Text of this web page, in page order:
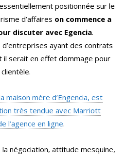
positionnée sur le
d’affaires on commence a
discuter avec Egencia.
ayant des contrats
il serait en effet dommage pour
maison mère d’Engencia, est
très tendue avec Marriott
l’agence en ligne.
négociation, attitude mesquine,